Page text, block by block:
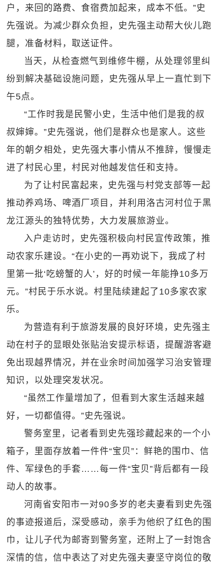
户，来回的路费、食宿费加起来，成本不低。”史
先强说。为减少群众负担，史先强主动帮大伙儿跑
腿，准备材料，取送证件。
当天，从检查燃气到维修牛棚，从处理邻里纠
纷到解决基础设施问题，史先强从早上一直忙到下
午5点。
“工作时我是民警小史，生活中他们是我的叔
叔婶婶。”史先强说，他们是群众也是家人。这些
年的朝夕相处，史先强大事小情从不推辞，慢慢走
进了村民心里，村民对他越发信任和支持。
为了让村民富起来，史先强与村党支部等一起
推动养鸡场、啤酒厂项目，并利用洛古河村位于黑
龙江源头的独特优势，大力发展旅游业。
入户走访时，史先强积极向村民宣传政策，推
动农家乐建设。“在小史的一再劝说下，我成了村
里第一批‘吃螃蟹的人’，好的时候一年能挣10多万
元。”村民于乐水说。村里陆续建起了10多家农家
乐。
为营造有利于旅游发展的良好环境，史先强主
动在村子的显眼处张贴治安提示标语，提醒游客避
免出现越界情况，并在业余时间加强学习治安管理
知识，以处理突发状况。
“虽然工作量增加了，但看到大家生活越来越
好，一切都值得。”史先强说。
警务室里，记者看到史先强珍藏起来的一个小
箱子，里面存放着一件件“宝贝”：鲜艳的围巾、信
件、军绿色的手套……每一件“宝贝”背后都有一段
动人的故事。
河南省安阳市一对90多岁的老夫妻看到史先强
的事迹报道后，深受感动，亲手为他织了红色的围
巾，让儿子代为邮寄到警务室，还附上了一封饱含
深情的信，信中表达了对史先强夫妻坚守岗位的敬